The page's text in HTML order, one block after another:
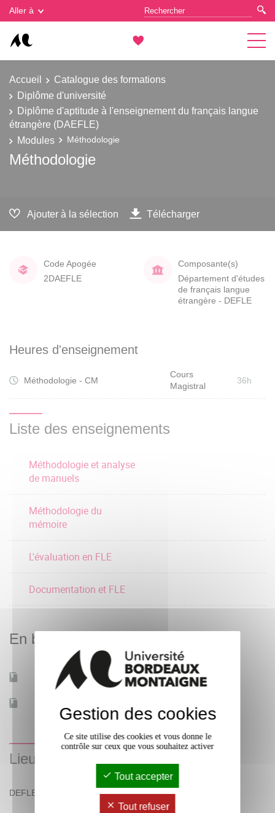
Aller à
Accueil
Catalogue des formations
Diplôme d'université
Diplôme d'aptitude à l'enseignement du français langue
étrangère (DAEFLE)
Modules
Méthodologie
Méthodologie
Ajouter à la sélection Télécharger
Code Apogée
2DAEFLE
Composante(s)
Département d'études
de français langue
étrangère - DEFLE
Heures d'enseignement
Méthodologie - CM
Cours
Magistral
36h
Liste des enseignements
Méthodologie et analyse
de manuels
Méthodologie du
mémoire
L'évaluation en FLE
Documentation et FLE
En bref
Mobilité d'études Oui
Lieu(x)
DEFLE
Gestion des cookies
Gestion des cookies
Ce site utilise des cookies et vous donne le
contrôle sur ceux que vous souhaitez activer
Tout accepter
Tout refuser